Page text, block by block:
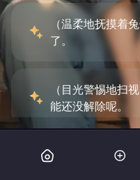
（温柔地抚摸着
了。
（目光警惕地扫
能还没解除呢。